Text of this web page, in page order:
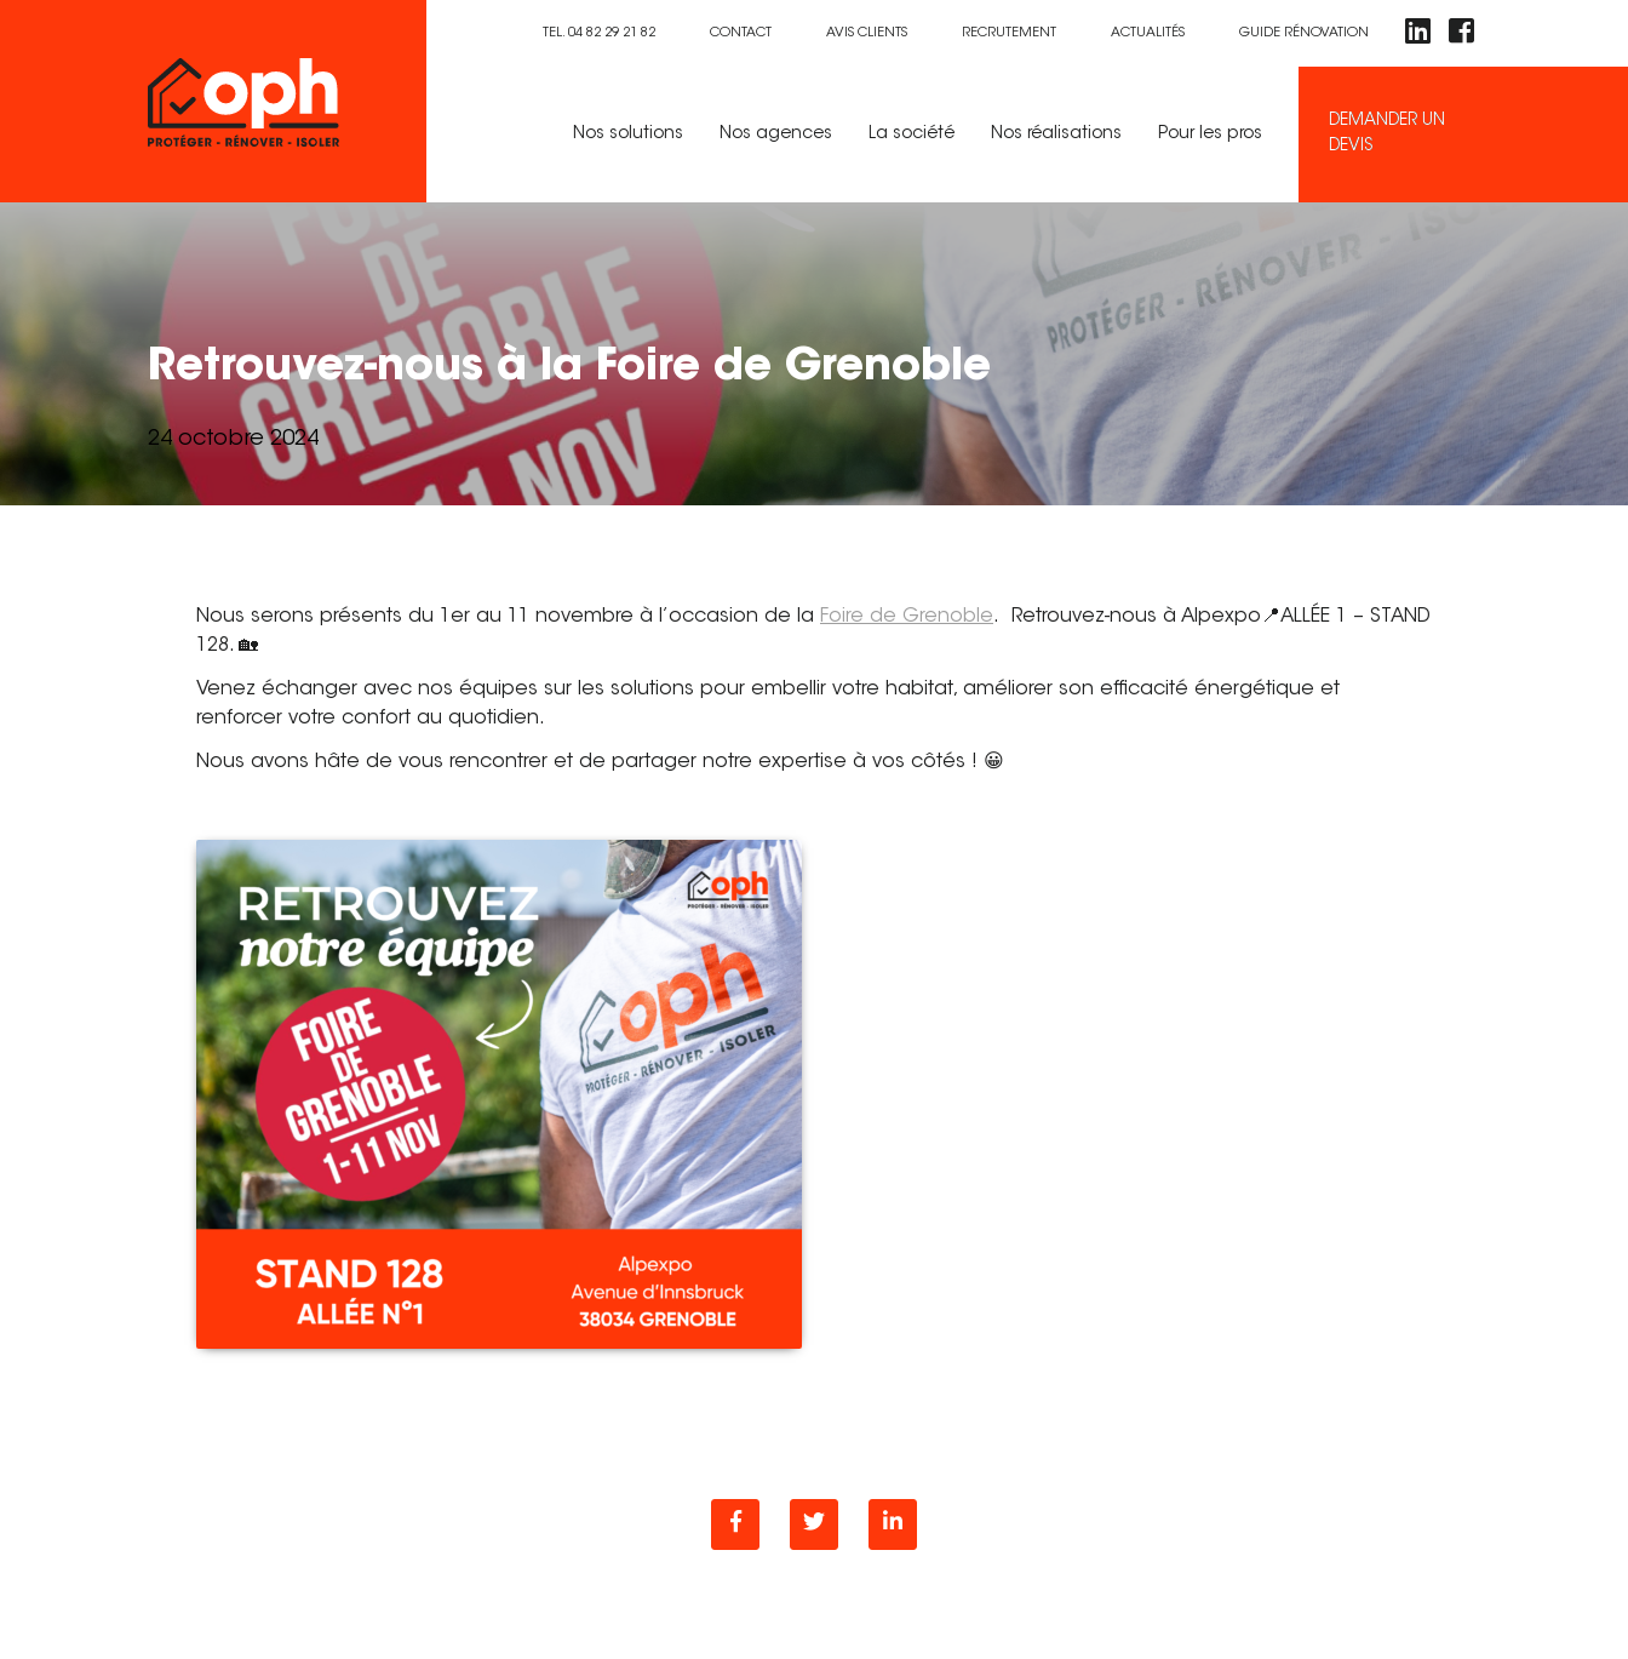
TEL. 04 82 29 21 82 CONTACT AVIS CLIENTS RECRUTEMENT ACTUALITÉS GUIDE RÉNOVATION
Nos solutions Nos agences La société Nos réalisations Pour les pros
DEMANDER UN
DEVIS
Retrouvez-nous à la Foire de Grenoble
24 octobre 2024
Nous serons présents du 1er au 11 novembre à l’occasion de la Foire de Grenoble. Retrouvez-nous à Alpexpo📍ALLÉE 1 – STAND
128. 🏡
Venez échanger avec nos équipes sur les solutions pour embellir votre habitat, améliorer son efficacité énergétique et
renforcer votre confort au quotidien.
Nous avons hâte de vous rencontrer et de partager notre expertise à vos côtés ! 😀